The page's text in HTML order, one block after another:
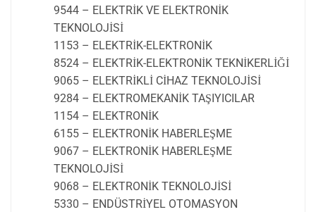
9544 – ELEKTRİK VE ELEKTRONİK
TEKNOLOJİSİ
1153 – ELEKTRİK-ELEKTRONİK
8524 – ELEKTRİK-ELEKTRONİK TEKNİKERLİĞİ
9065 – ELEKTRİKLİ CİHAZ TEKNOLOJİSİ
9284 – ELEKTROMEKANİK TAŞIYICILAR
1154 – ELEKTRONİK
6155 – ELEKTRONİK HABERLEŞME
9067 – ELEKTRONİK HABERLEŞME
TEKNOLOJİSİ
9068 – ELEKTRONİK TEKNOLOJİSİ
5330 – ENDÜSTRİYEL OTOMASYON